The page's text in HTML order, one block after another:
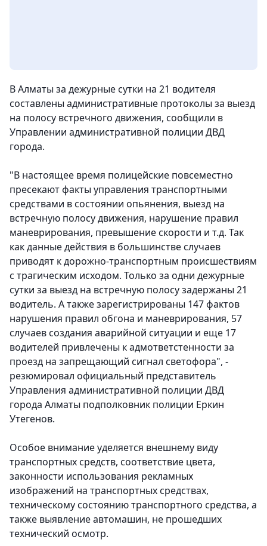
В Алматы за дежурные сутки на 21 водителя
составлены административные протоколы за выезд
на полосу встречного движения, сообщили в
Управлении административной полиции ДВД
города.
"В настоящее время полицейские повсеместно
пресекают факты управления транспортными
средствами в состоянии опьянения, выезд на
встречную полосу движения, нарушение правил
маневрирования, превышение скорости и т.д. Так
как данные действия в большинстве случаев
приводят к дорожно-транспортным происшествиям
с трагическим исходом. Только за одни дежурные
сутки за выезд на встречную полосу задержаны 21
водитель. А также зарегистрированы 147 фактов
нарушения правил обгона и маневрирования, 57
случаев создания аварийной ситуации и еще 17
водителей привлечены к адмответстенности за
проезд на запрещающий сигнал светофора", -
резюмировал официальный представитель
Управления административной полиции ДВД
города Алматы подполковник полиции Еркин
Утегенов.
Особое внимание уделяется внешнему виду
транспортных средств, соответствие цвета,
законности использования рекламных
изображений на транспортных средствах,
техническому состоянию транспортного средства, а
также выявление автомашин, не прошедших
технический осмотр.